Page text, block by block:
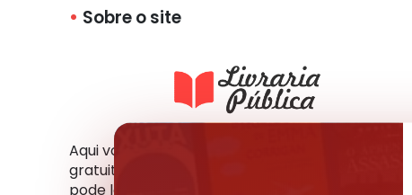
Sobre o site
Aqui você tem acesso a milhares de livros
gratuitos em vários formatos e idiomas. Você
pode ler online, fazer o download ou compartilhar